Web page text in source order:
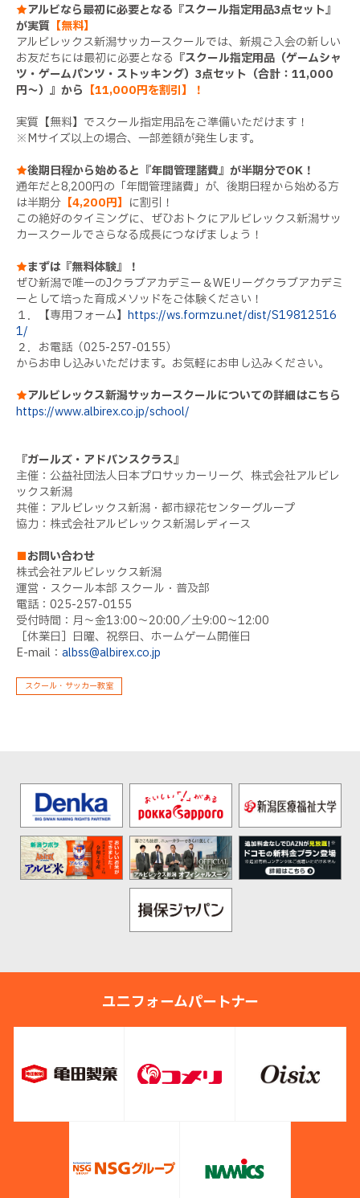
★アルビなら最初に必要となる『スクール指定用品3点セット』
が実質 【無料】
アルビレックス新潟サッカースクールでは、新規ご入会の新しい
お友だちには最初に必要となる 『スクール指定用品（ゲームシャ
ツ・ゲームパンツ・ストッキング）3点セット（合計：11,000
円～）』から 【11,000円を割引】！
実質【無料】でスクール指定用品をご準備いただけます！
※Mサイズ以上の場合、一部差額が発生します。
★後期日程から始めると『年間管理諸費』が半期分でOK！
通年だと8,200円の「年間管理諸費」が、後期日程から始める方
は半期分 【4,200円】 に割引！
この絶好のタイミングに、ぜひおトクにアルビレックス新潟サッ
カースクールでさらなる成長につなげましょう！
★まずは『無料体験』！
ぜひ新潟で唯一のJクラブアカデミー＆WEリーグクラブアカデミ
ーとして培った育成メソッドをご体験ください！
１．【専用フォーム】 https://ws.formzu.net/dist/S19812516
1/
２．お電話（025-257-0155）
からお申し込みいただけます。お気軽にお申し込みください。
★アルビレックス新潟サッカースクールについての詳細はこちら
https://www.albirex.co.jp/school/
『ガールズ・アドバンスクラス』
主催：公益社団法人日本プロサッカーリーグ、株式会社アルビレ
ックス新潟
共催：アルビレックス新潟・都市緑花センターグループ
協力：株式会社アルビレックス新潟レディース
■お問い合わせ
株式会社アルビレックス新潟
運営・スクール本部 スクール・普及部
電話：025-257-0155
受付時間：月～金13:00～20:00／土9:00～12:00
［休業日］日曜、祝祭日、ホームゲーム開催日
E-mail： albss@albirex.co.jp
スクール・サッカー教室
ユニフォームパートナー